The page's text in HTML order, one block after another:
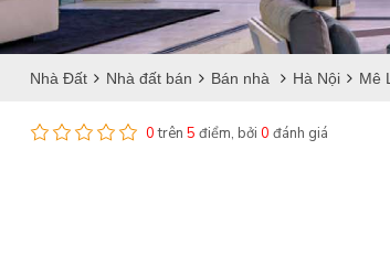
Nhà Đất Nhà đất bán Bán nhà Hà Nội Mê
0trên 5 điểm, bởi 0 đánh giá